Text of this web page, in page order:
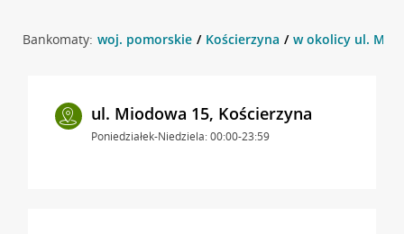
Bankomaty: woj. pomorskie Kościerzyna w okolicy ul.
ul. Miodowa 15, Kościerzyna
Poniedziałek-Niedziela: 00:00-23:59